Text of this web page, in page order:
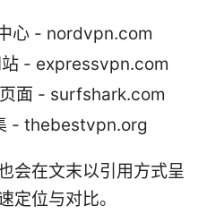
心 - nordvpn.com
- expressvpn.com
面 - surfshark.com
- thebestvpn.org
会在文末以引用方式呈
定位与对比。